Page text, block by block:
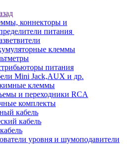
коннекторы и
питания
клеммы
питания
Mini Jack,AUX и др.
клеммы
и переходники RCA
комплекты
кабель
кабель
уровня и шумоподавители